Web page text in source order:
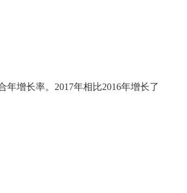
年增长率。2017年相比2016年增长了